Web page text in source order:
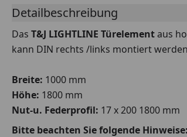
Detailbeschreibung
Das T&J LIGHTLINE Türelementaus
kann DIN rechts /links montiert
Breite: 1000 mm
Höhe: 1800 mm
Nut-u. Federprofil: 17 x 200 1800 mm
Bitte beachten Sie folgende Hinweise: